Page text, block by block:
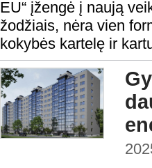
EU“ įžengė į naują
žodžiais, nėra vien
kokybės kartelę ir